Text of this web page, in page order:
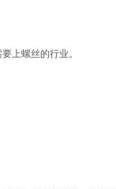
上螺丝的行业。